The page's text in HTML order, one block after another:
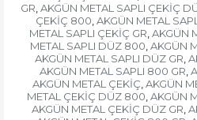
GR, AKGÜN METAL SAPLI ÇEKİÇ
ÇEKİÇ 800, AKGÜN METAL
METAL SAPLI ÇEKİÇ GR, AKGÜN
METAL SAPLI DÜZ 800, AKGÜN
AKGÜN METAL SAPLI DÜZ GR,
AKGÜN METAL SAPLI 800 GR,
AKGÜN METAL ÇEKİÇ, AKGÜN
METAL ÇEKİÇ DÜZ 800, AKGÜN
AKGÜN METAL ÇEKİÇ DÜZ GR,